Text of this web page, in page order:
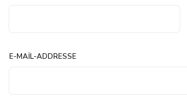
E-MAIL-ADDRESSE